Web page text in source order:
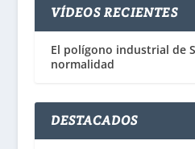
VÍDEOS RECIENTES
El polígono industrial de
normalidad
DESTACADOS